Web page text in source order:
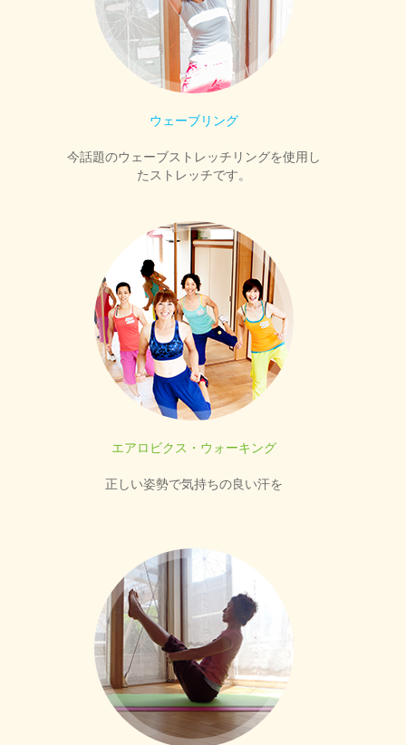
ウェーブリング
今話題のウェーブストレッチリングを使用し
たストレッチです。
エアロビクス・ウォーキング
正しい姿勢で気持ちの良い汗を